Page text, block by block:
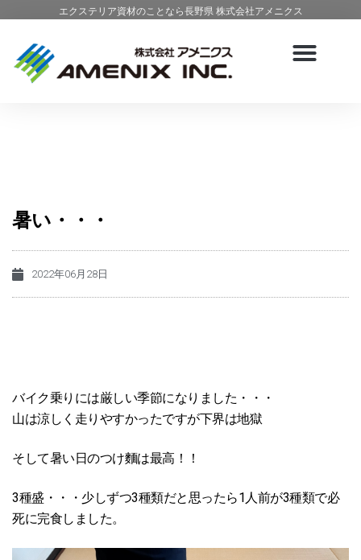
エクステリア資材のことなら長野県 株式会社アメニクス
暑い・・・
2022年06月28日
バイク乗りには厳しい季節になりました・・・
山は涼しく走りやすかったですが下界は地獄
そして暑い日のつけ麵は最高！！
3種盛・・・少しずつ3種類だと思ったら1人前が3種類で必
死に完食しました。